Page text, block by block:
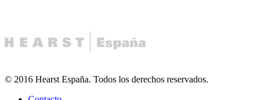
© 2016 Hearst España. Todos los derechos reservados.